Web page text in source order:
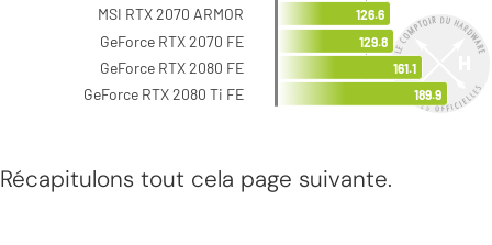
Récapitulons tout cela page suivante.